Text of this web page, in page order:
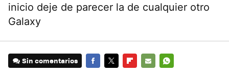
inicio deje de parecer la de cualquier otro
Galaxy
Sin comentarios